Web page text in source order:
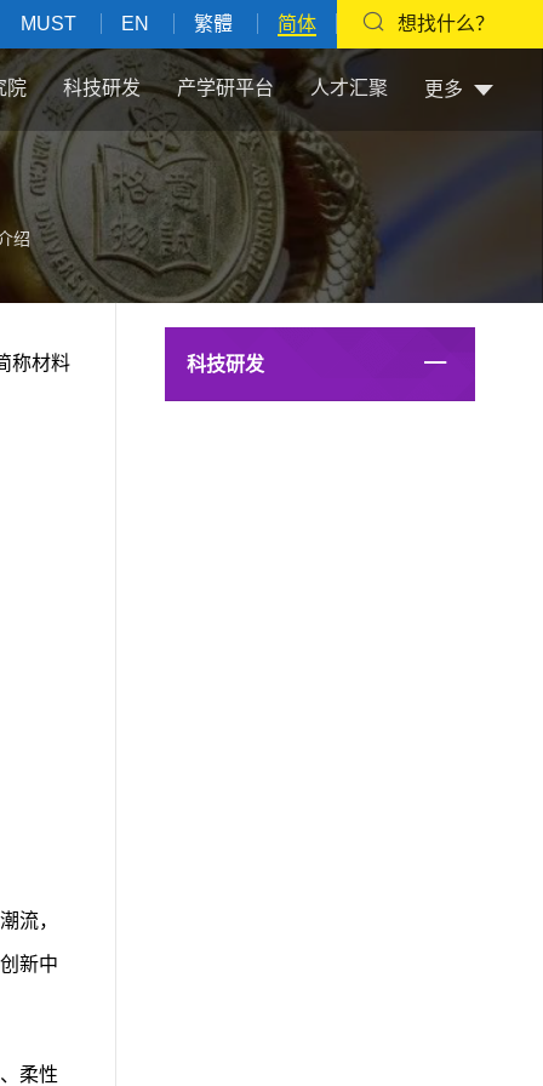
MUST EN 繁體 简体 想找什么？
院 科技研发 产学研平台 人才汇聚 更多
绍
称材料
流，
新中
柔性
科技研发